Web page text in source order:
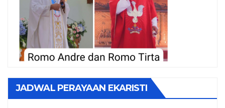
JADWAL PERAYAAN EKARISTI